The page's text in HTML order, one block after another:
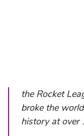
the Rocket
broke the
history at over